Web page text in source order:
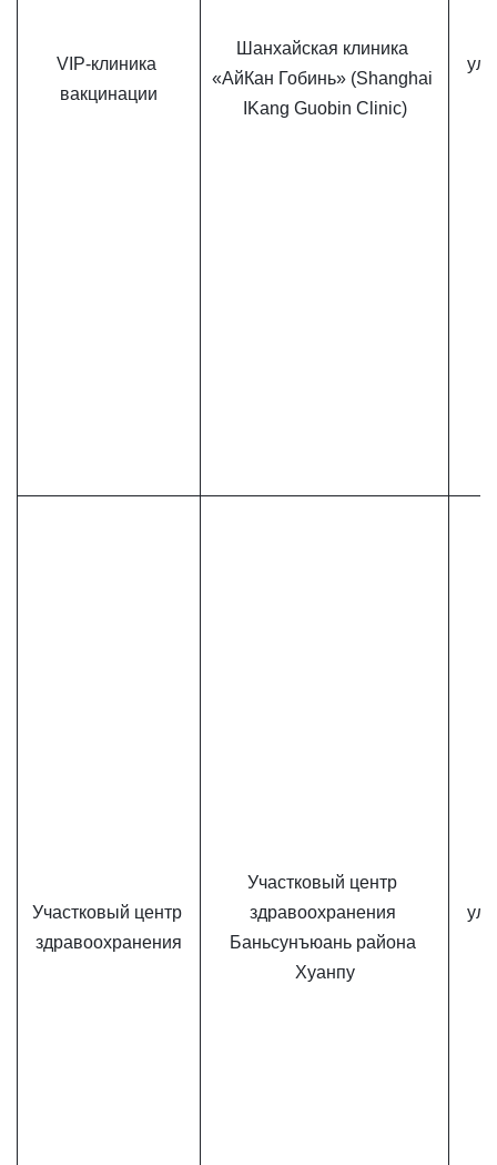
VIP-клиника
вакцинации
Шанхайская клиника
«АйКан Гобинь» (Shanghai
IKang Guobin Clinic)
ул.
Участковый центр
здравоохранения
Участковый центр
здравоохранения
Баньсунъюань района
Хуанпу
ул.